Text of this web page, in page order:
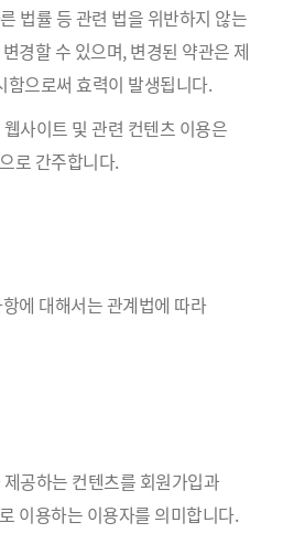
법률 등 관련 법을 위반하지 않는
경할 수 있으며, 변경된 약관은 제
으로써 효력이 발생됩니다.
사이트 및 관련 컨텐츠 이용은
로 간주합니다.
에 대해서는 관계법에 따라
공하는 컨텐츠를 회원가입과
이용하는 이용자를 의미합니다.